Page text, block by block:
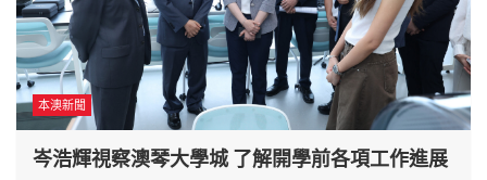
本澳新聞
岑浩輝視察澳琴大學城 了解開學前各項工作進展